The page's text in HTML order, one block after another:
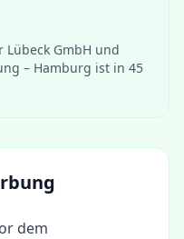
Lübeck GmbH und
– Hamburg ist in 45
dem